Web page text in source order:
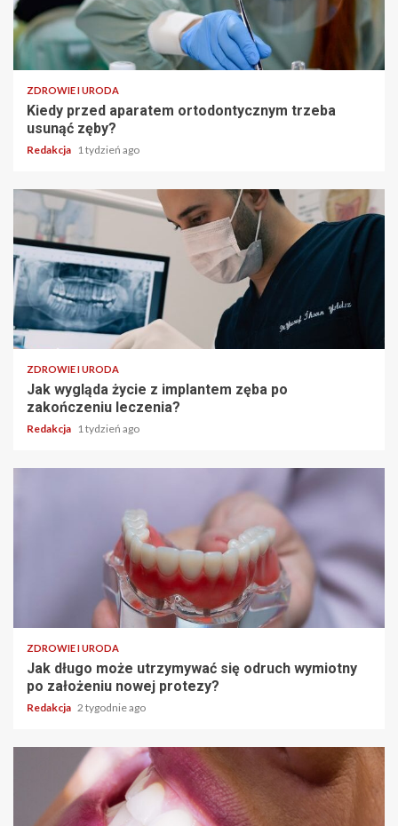
ZDROWIE I URODA
Kiedy przed aparatem ortodontycznym trzeba
usunąć zęby?
Redakcja 1 tydzień ago
ZDROWIE I URODA
Jak wygląda życie z implantem zęba po
zakończeniu leczenia?
Redakcja 1 tydzień ago
ZDROWIE I URODA
Jak długo może utrzymywać się odruch wymiotny
po założeniu nowej protezy?
Redakcja 2 tygodnie ago